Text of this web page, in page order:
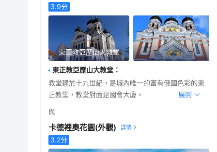
3.9分
東正教亞歷山大教堂
東正教亞歷山大教堂 ：
教堂建於十九世紀，是城內唯一的富有俄國色彩的東
正教堂，教堂對面是國會大廈。
展開
與
卡德裡奧花園(外觀)
3.2分